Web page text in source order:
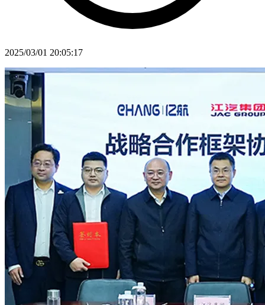
2025/03/01 20:05:17